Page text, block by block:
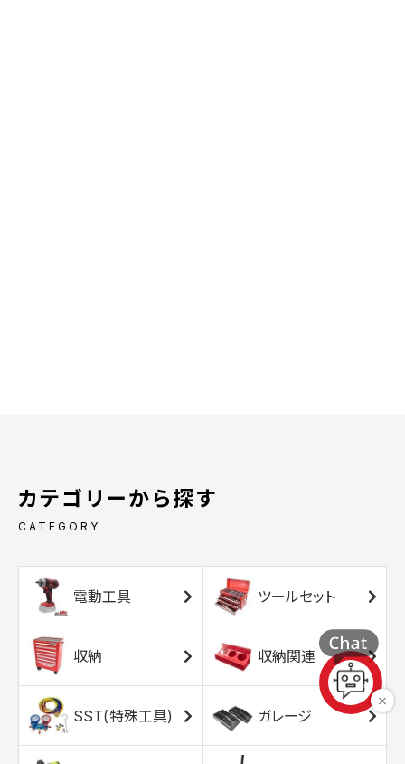
カテゴリーから探す
CATEGORY
電動工具 ツールセット
収納 収納関連
SST(特殊工具) ガレージ